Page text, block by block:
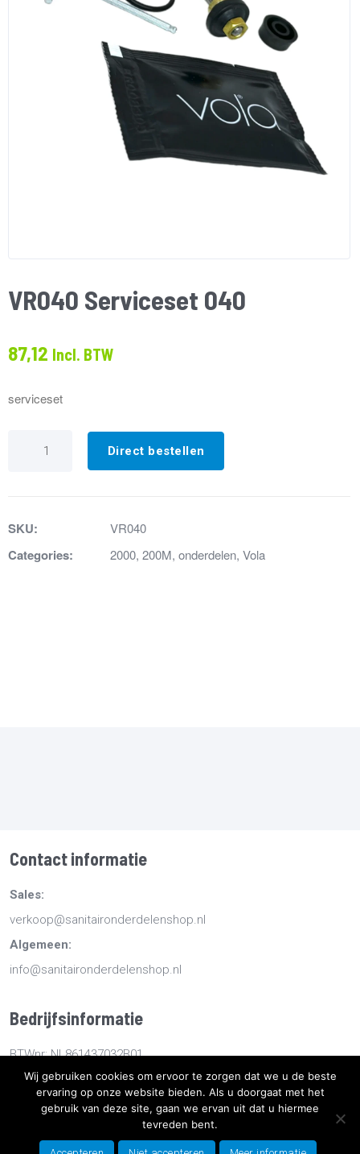
VR040 Serviceset 040
87,12 Incl. BTW
serviceset
Serviceset
Direct bestellen
SKU: VR040
Categories: 2000, 200M, onderdelen, Vola
Contact informatie
Sales:
verkoop@sanitaironderdelenshop.nl
Algemeen:
info@sanitaironderdelenshop.nl
Bedrijfsinformatie
BTWnr: NL861437032B01
KvKnr: 78527112
Sanitaironderdelenshop.nl
Bestellen en bezorgen -Algemene voorwaarden-Sitemap
Wij gebruiken cookies om ervoor te zorgen dat we u de beste
ervaring op onze website bieden. Als u doorgaat met het
gebruik van deze site, gaan we ervan uit dat u hiermee
tevreden bent.